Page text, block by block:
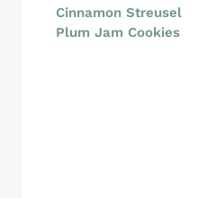
Cinnamon Streusel
Plum Jam Cookies